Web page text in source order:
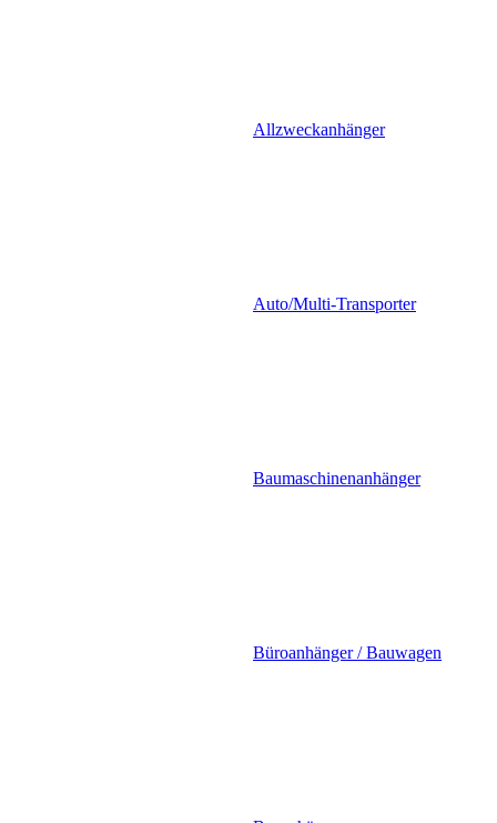
Allzweckanhänger
Auto/Multi-Transporter
Baumaschinenanhänger
Büroanhänger / Bauwagen